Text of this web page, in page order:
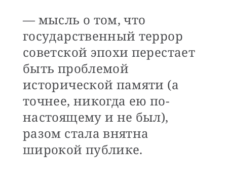
— мысль о том, что
государственный террор
советской эпохи перестает
быть проблемой
исторической памяти (а
точнее, никогда ею по-
настоящему и не был),
разом стала внятна
широкой публике.